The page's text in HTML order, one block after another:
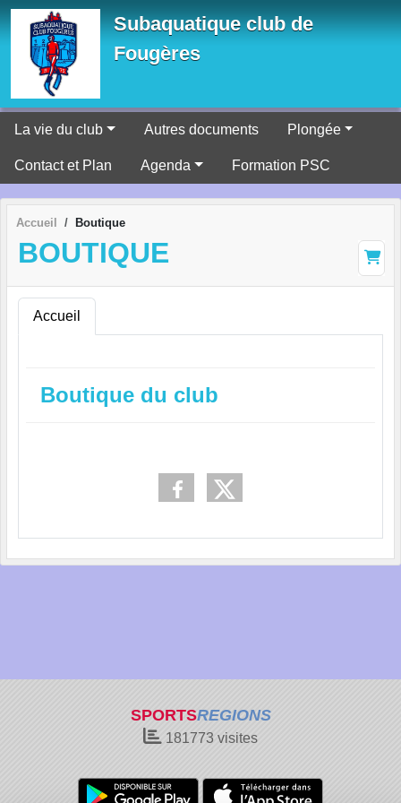
Subaquatique club de
Fougères
La vie du club Autres documents Plongée
Contact et Plan Agenda Formation PSC
Accueil Boutique
BOUTIQUE
Accueil
Boutique du club
SPORTSREGIONS
181773 visites
Panneau de gestion des cookies